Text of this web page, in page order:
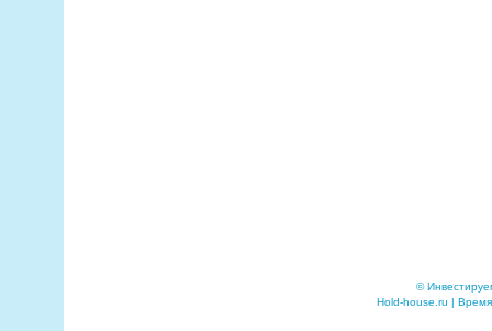
©
Hold-house.ru |